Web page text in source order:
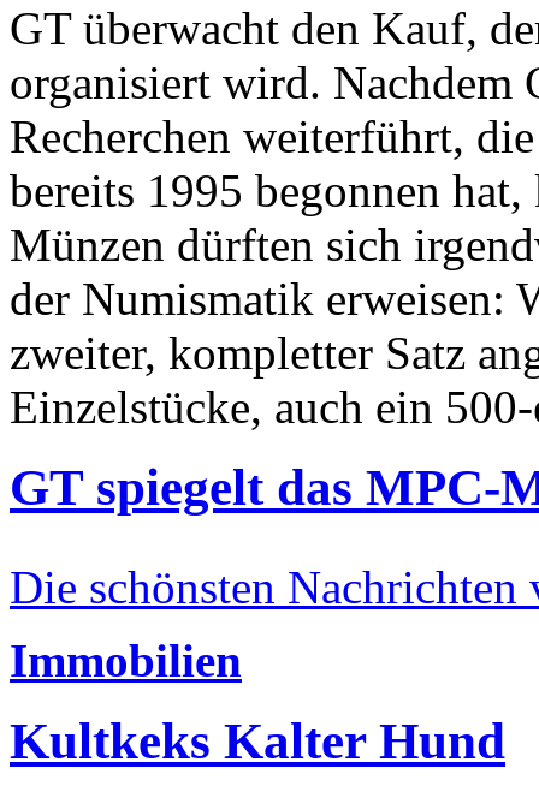
GT überwacht den Kauf,
organisiert wird. Nachdem
Recherchen weiterführt,
bereits 1995 begonnen
Münzen dürften sich
der Numismatik erweisen:
zweiter, kompletter Satz
Einzelstücke, auch ein
GT spiegelt das MPC-
Die schönsten Nachrichten
Immobilien
Kultkeks Kalter Hund